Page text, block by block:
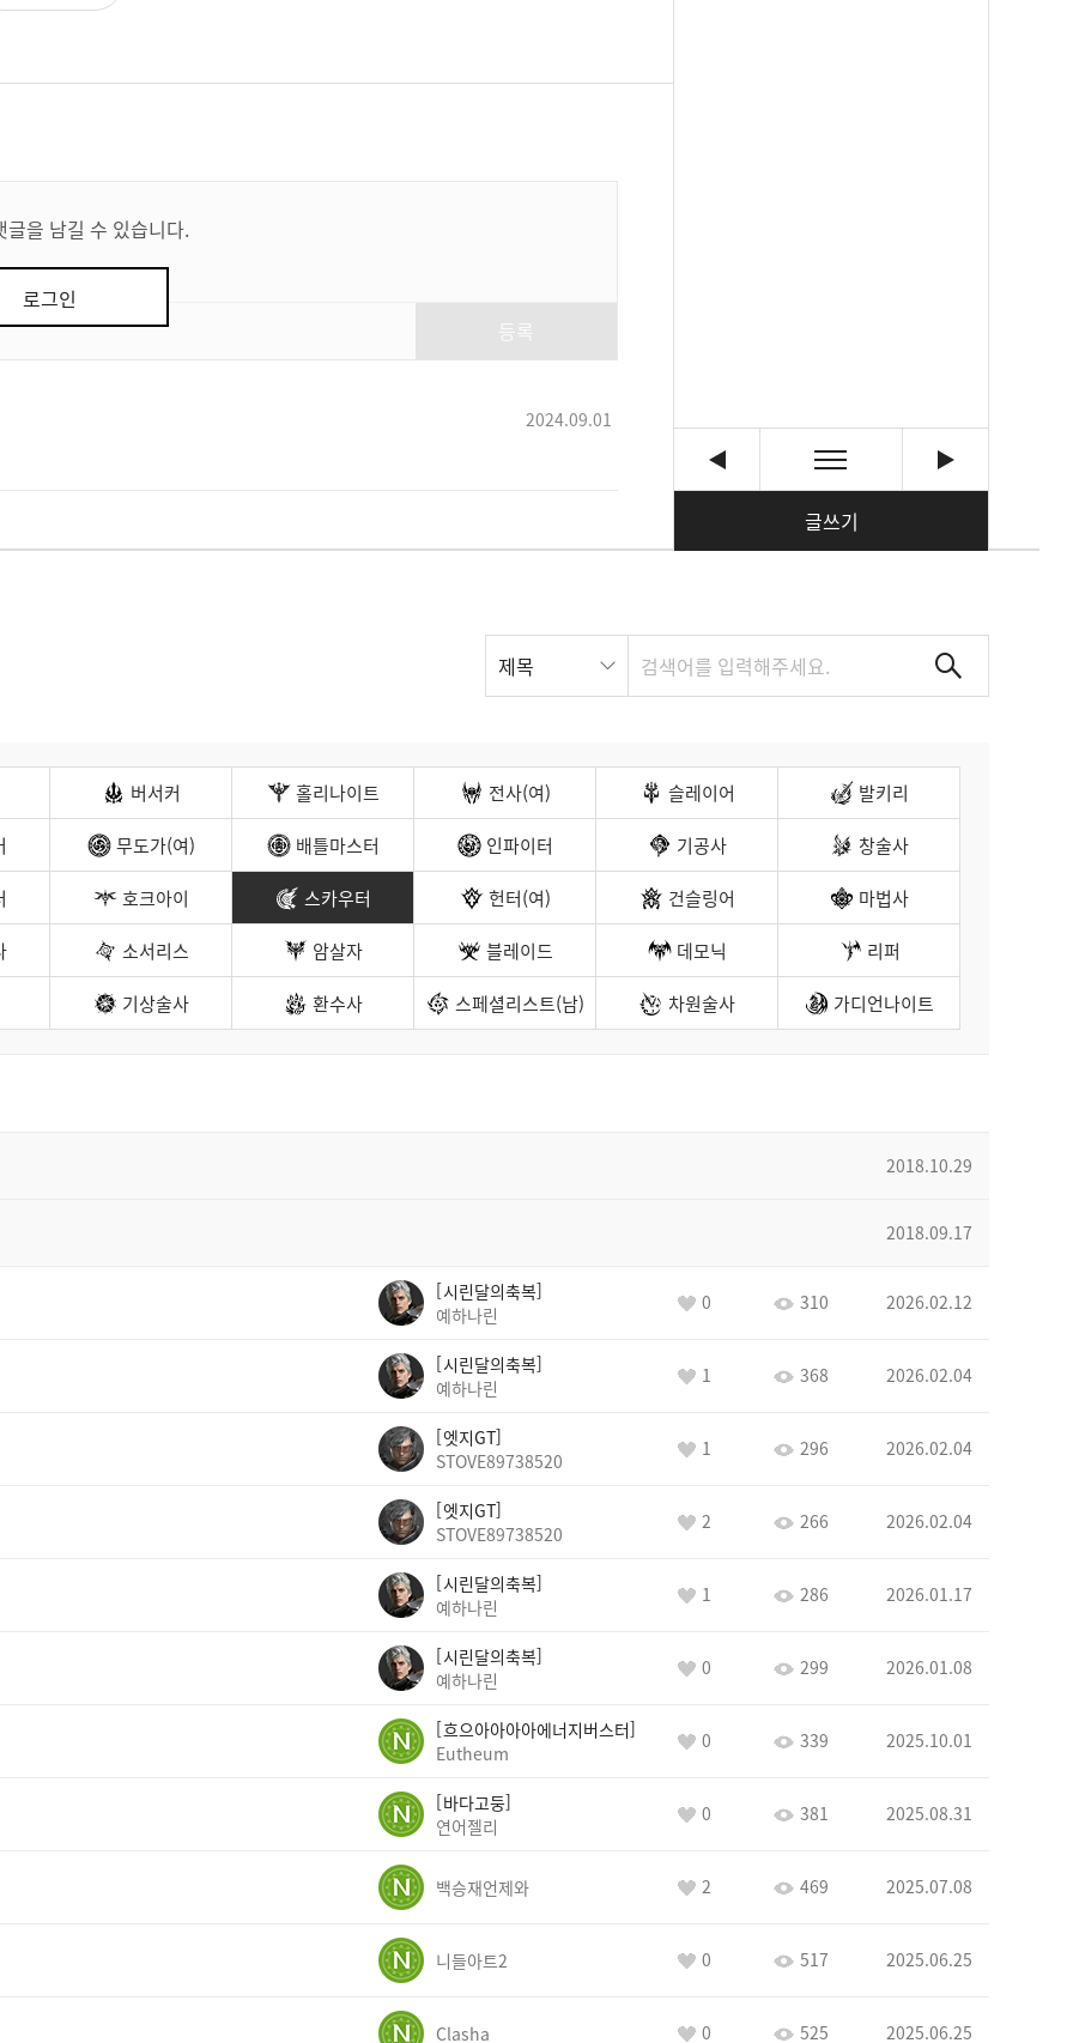
글쓰기
글을 남길 수 있습니다.
로그인
2024.09.01
스
트
색
제목
버서커 홀리나이트 전사(여) 슬레이어
발키리
무도가(여) 배틀마스터 인파이터 기공사
창술사
호크아이 스카우터 헌터(여) 건슬링어
마법사
소서리스 암살자 블레이드 데모닉
리퍼
기상술사 환수사 스페셜리스트(남) 차원술사 가디언나이트
2018.10.29
2018.09.17
시린달의축복
예하나린
0 310 2026.02.12
시린달의축복
예하나린
1 368 2026.02.04
엣지GT
STOVE89738520
1 296 2026.02.04
엣지GT
STOVE89738520
2 266 2026.02.04
시린달의축복
예하나린
1 286 2026.01.17
시린달의축복
예하나린
0 299 2026.01.08
흐으아아아아에너지버스터
Eutheum
0 339 2025.10.01
바다고둥
연어젤리
0 381 2025.08.31
백승재언제와 2 469 2025.07.08
니들아트2 0 517 2025.06.25
Clasha 0 525 2025.06.25